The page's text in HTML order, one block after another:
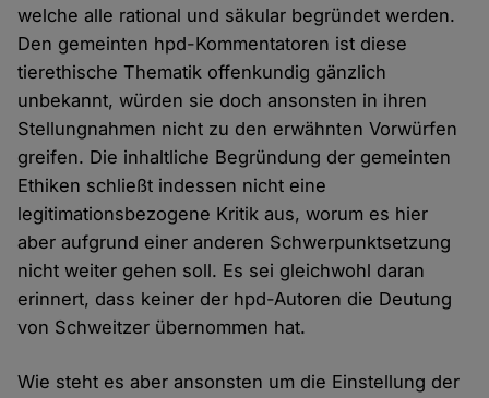
welche alle rational und säkular begründet werden.
Den gemeinten hpd-Kommentatoren ist diese
tierethische Thematik offenkundig gänzlich
unbekannt, würden sie doch ansonsten in ihren
Stellungnahmen nicht zu den erwähnten Vorwürfen
greifen. Die inhaltliche Begründung der gemeinten
Ethiken schließt indessen nicht eine
legitimationsbezogene Kritik aus, worum es hier
aber aufgrund einer anderen Schwerpunktsetzung
nicht weiter gehen soll. Es sei gleichwohl daran
erinnert, dass keiner der hpd-Autoren die Deutung
von Schweitzer übernommen hat.
Wie steht es aber ansonsten um die Einstellung der